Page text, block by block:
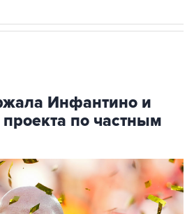
Инфантино и
проекта по частным